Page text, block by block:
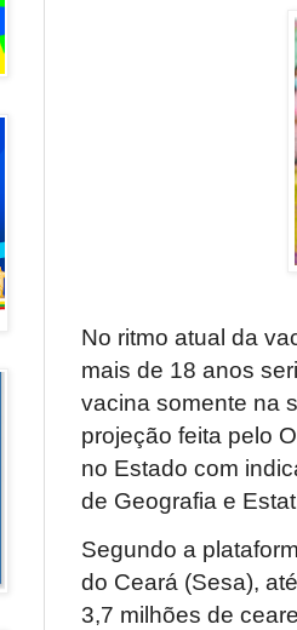
No ritmo atual da
mais de 18 anos
vacina somente na
projeção feita pelo
no Estado com
de Geografia e
Segundo a
do Ceará (Sesa),
3,7 milhões de